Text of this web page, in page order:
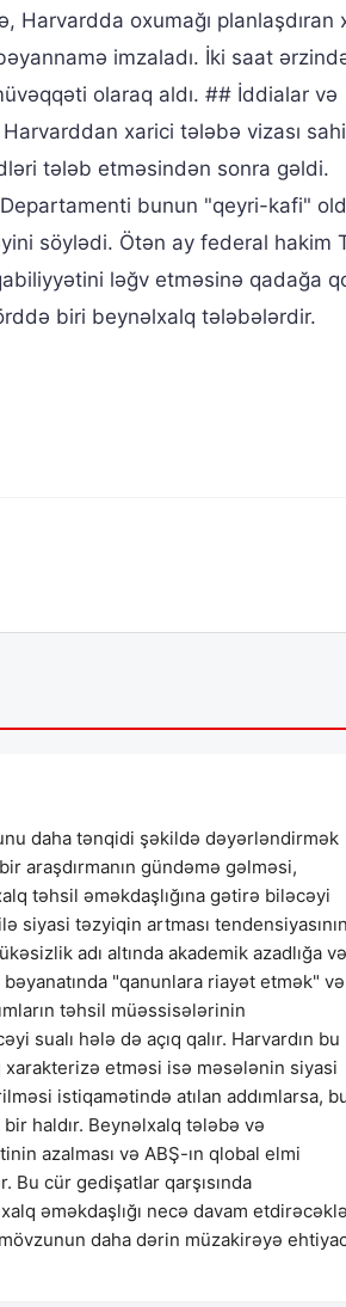
Harvardda oxumağı planlaşdıran
imzaladı. İki saat
olaraq aldı. ## İddialar və
xarici tələbə vizası
tələb etməsindən sonra gəldi.
bunun "qeyri-kafi"
söylədi. Ötən ay federal hakim
ləğv etməsinə qadağa
biri beynəlxalq tələbələrdir.
daha tənqidi şəkildə dəyərləndirmək
araşdırmanın gündəmə gəlməsi,
təhsil əməkdaşlığına gətirə biləcəyi
siyasi təzyiqin artması tendensiyasının
adı altında akademik azadlığa və
"qanunlara riayət etmək" və
təhsil müəssisələrinin
sualı hələ də açıq qalır. Harvardın bu
xarakterizə etməsi isə məsələnin siyasi
istiqamətində atılan addımlarsa,
haldır. Beynəlxalq tələbə və
azalması və ABŞ-ın qlobal elmi
cür gedişatlar qarşısında
əməkdaşlığı necə davam
daha dərin müzakirəyə